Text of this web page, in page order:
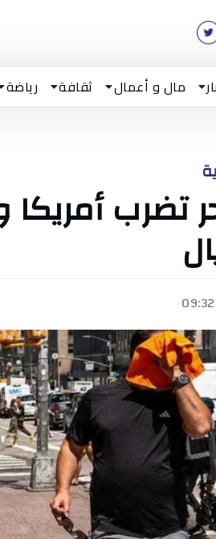
مال و أعمال ثقافة رياضة
تضرب أمريكا